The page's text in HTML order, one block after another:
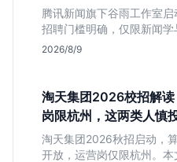
腾讯新闻旗下谷雨工作室
招聘门槛明确，仅限新闻
耕非虚构写作的头部团队，
2026/8/9
淘天集团2026校招解
岗限杭州，这两类人慎
淘天集团2026秋招启动，
开放，运营岗仅限杭州。